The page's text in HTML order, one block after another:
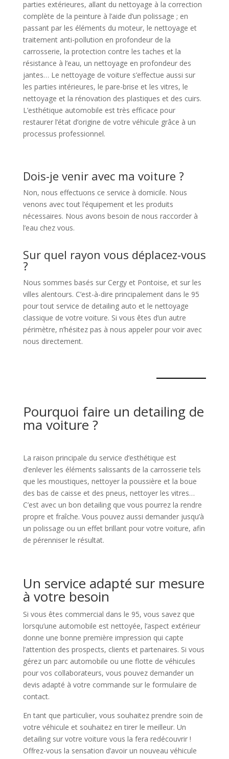
parties extérieures, allant du nettoyage à la correction
complète de la peinture à l’aide d’un polissage ; en
passant par les éléments du moteur, le nettoyage et
traitement anti-pollution en profondeur de la
carrosserie, la protection contre les taches et la
résistance à l’eau, un nettoyage en profondeur des
jantes… Le nettoyage de voiture s’effectue aussi sur
les parties intérieures, le pare-brise et les vitres, le
nettoyage et la rénovation des plastiques et des cuirs.
L’esthétique automobile est très efficace pour
restaurer l’état d’origine de votre véhicule grâce à un
processus professionnel.
Dois-je venir avec ma voiture ?
Non, nous effectuons ce service à domicile. Nous
venons avec tout l’équipement et les produits
nécessaires. Nous avons besoin de nous raccorder à
l’eau chez vous.
Sur quel rayon vous déplacez-vous
?
Nous sommes basés sur Cergy et Pontoise, et sur les
villes alentours. C’est-à-dire principalement dans le 95
pour tout service de detailing auto et le nettoyage
classique de votre voiture. Si vous êtes d’un autre
périmètre, n’hésitez pas à nous appeler pour voir avec
nous directement.
Pourquoi faire un detailing de
ma voiture ?
La raison principale du service d’esthétique est
d’enlever les éléments salissants de la carrosserie tels
que les moustiques, nettoyer la poussière et la boue
des bas de caisse et des pneus, nettoyer les vitres…
C’est avec un bon detailing que vous pourrez la rendre
propre et fraîche. Vous pouvez aussi demander jusqu’à
un polissage ou un effet brillant pour votre voiture, afin
de pérenniser le résultat.
Un service adapté sur mesure
à votre besoin
Si vous êtes commercial dans le 95, vous savez que
lorsqu’une automobile est nettoyée, l’aspect extérieur
donne une bonne première impression qui capte
l’attention des prospects, clients et partenaires. Si vous
gérez un parc automobile ou une flotte de véhicules
pour vos collaborateurs, vous pouvez demander un
devis adapté à votre commande sur le formulaire de
contact.
En tant que particulier, vous souhaitez prendre soin de
votre véhicule et souhaitez en tirer le meilleur. Un
detailing sur votre voiture vous la fera redécouvrir !
Offrez-vous la sensation d’avoir un nouveau véhicule